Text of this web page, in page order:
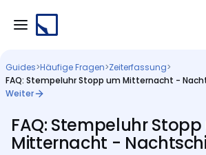
Guides>Häufige Fragen>Zeiterfassung>
FAQ: Stempeluhr Stopp um Mitternacht -
Weiter
FAQ: Stempeluhr
Mitternacht -